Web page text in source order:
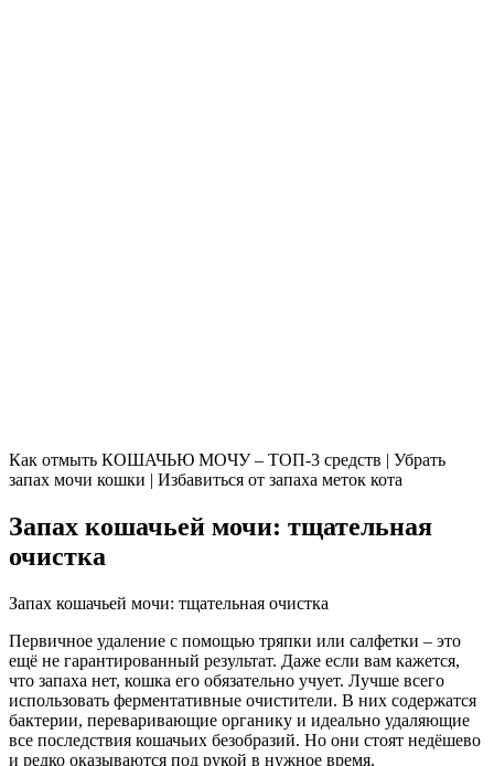
Как отмыть КОШАЧЬЮ МОЧУ – ТОП-3 средств | Убрать
запах мочи кошки | Избавиться от запаха меток кота
Запах кошачьей мочи: тщательная
очистка
Запах кошачьей мочи: тщательная очистка
Первичное удаление с помощью тряпки или салфетки – это
ещё не гарантированный результат. Даже если вам кажется,
что запаха нет, кошка его обязательно учует. Лучше всего
использовать ферментативные очистители. В них содержатся
бактерии, переваривающие органику и идеально удаляющие
все последствия кошачьих безобразий. Но они стоят недёшево
и редко оказываются под рукой в нужное время.